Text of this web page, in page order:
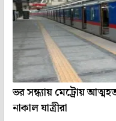
ভর সন্ধ্যায় মেট্রোয়
নাকাল যাত্রীরা